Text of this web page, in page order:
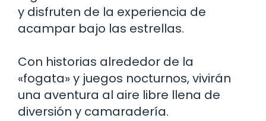
y disfruten de la experiencia de
acampar bajo las estrellas.
Con historias alrededor de la
«fogata» y juegos nocturnos, vivirán
una aventura al aire libre llena de
diversión y camaradería.